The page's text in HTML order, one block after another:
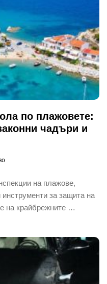
по плажовете:
чадъри и
на плажове,
за защита на
на крайбрежните …